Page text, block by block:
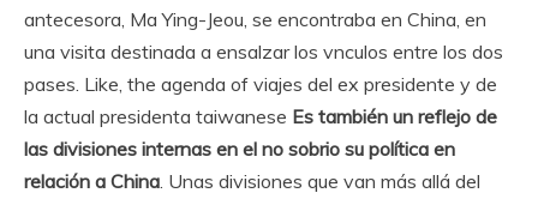
antecesora, Ma Ying-Jeou, se encontraba en China, en
una visita destinada a ensalzar los vnculos entre los dos
pases. Like, the agenda of viajes del ex presidente y de
la actual presidenta taiwanese Es también un reflejo de
las divisiones internas en el no sobrio su política en
relación a China . Unas divisiones que van más allá del